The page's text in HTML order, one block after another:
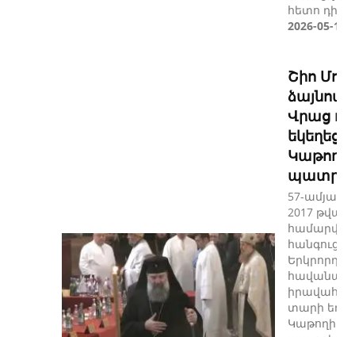
հետո
2026-05-11
Շիո
ձայնով
Վրաց
57-ամյա
2017
համարվել
Երկրորդի
տարի եղել